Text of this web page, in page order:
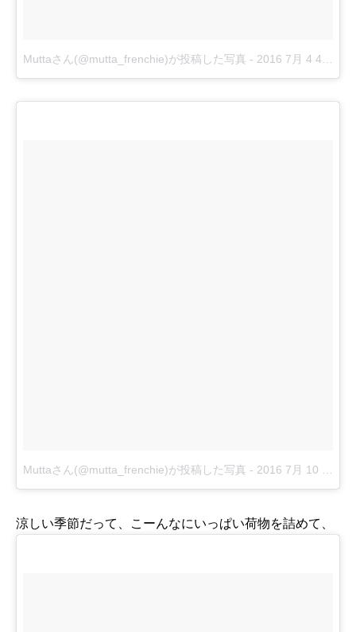
Muttaさん(@mutta_frenchie)が投稿した写真 - 2016 7月 4 4:06午前 PDT
Muttaさん(@mutta_frenchie)が投稿した写真 - 2016 7月 10 5:16午前 PDT
涼しい季節だって、こーんなにいっぱい荷物を詰めて、